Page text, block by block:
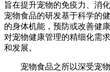
旨在提升宠物的免疫力、消
宠物食品的研发基于科学的
的身体机能，预防或改善健
对宠物健康管理的精细化需
和发展。
宠物食品之所以深受宠物